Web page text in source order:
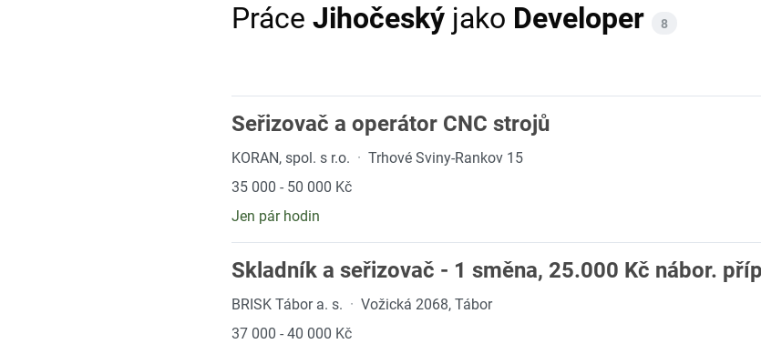
Práce Jihočeský jako Developer 8
Seřizovač a operátor CNC strojů
KORAN, spol. s r.o. · Trhové Sviny-Rankov 15
35 000 - 50 000 Kč
Jen pár hodin
Skladník a seřizovač - 1 směna, 25.000 Kč nábor.
BRISK Tábor a. s. · Vožická 2068, Tábor
37 000 - 40 000 Kč